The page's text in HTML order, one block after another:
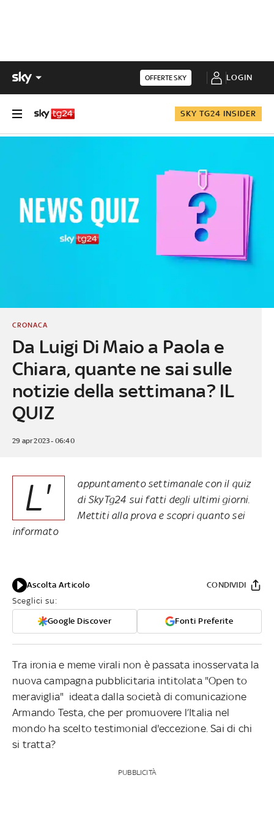
OFFERTE SKY LOGIN
SKY TG24 INSIDER
Da Luigi Di Maio a Paola e
Chiara, quante ne sai sulle
notizie della settimana? IL
QUIZ
CRONACA
29 apr 2023 - 06:40
L'
appuntamento settimanale con il quiz
di SkyTg24 sui fatti degli ultimi giorni.
Mettiti alla prova e scopri quanto sei
informato
Ascolta Articolo
Sceglici su:
Google Discover Fonti Preferite
CONDIVIDI
Tra ironia e meme virali non è passata inosservata la
nuova campagna pubblicitaria intitolata "Open to
meraviglia" ideata dalla società di comunicazione
Armando Testa, che per promuovere l’Italia nel
mondo ha scelto testimonial d'eccezione. Sai di chi
si tratta?
PUBBLICITÀ